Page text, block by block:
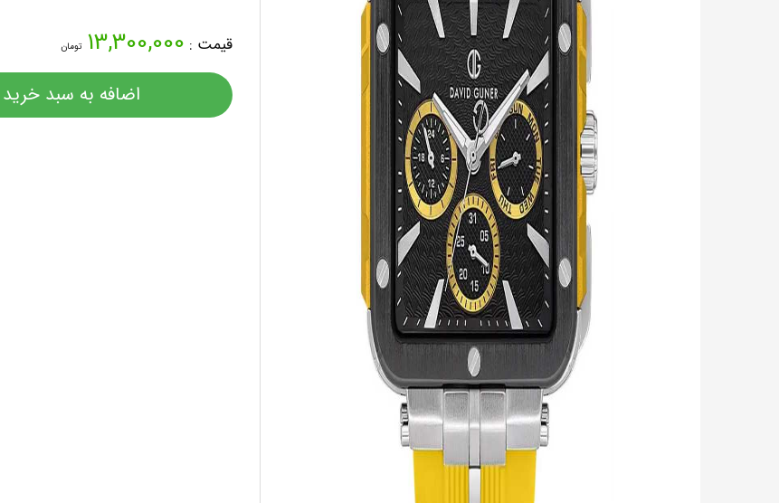
قیمت : 13,300,000 تومان
اضافه به سبد خرید